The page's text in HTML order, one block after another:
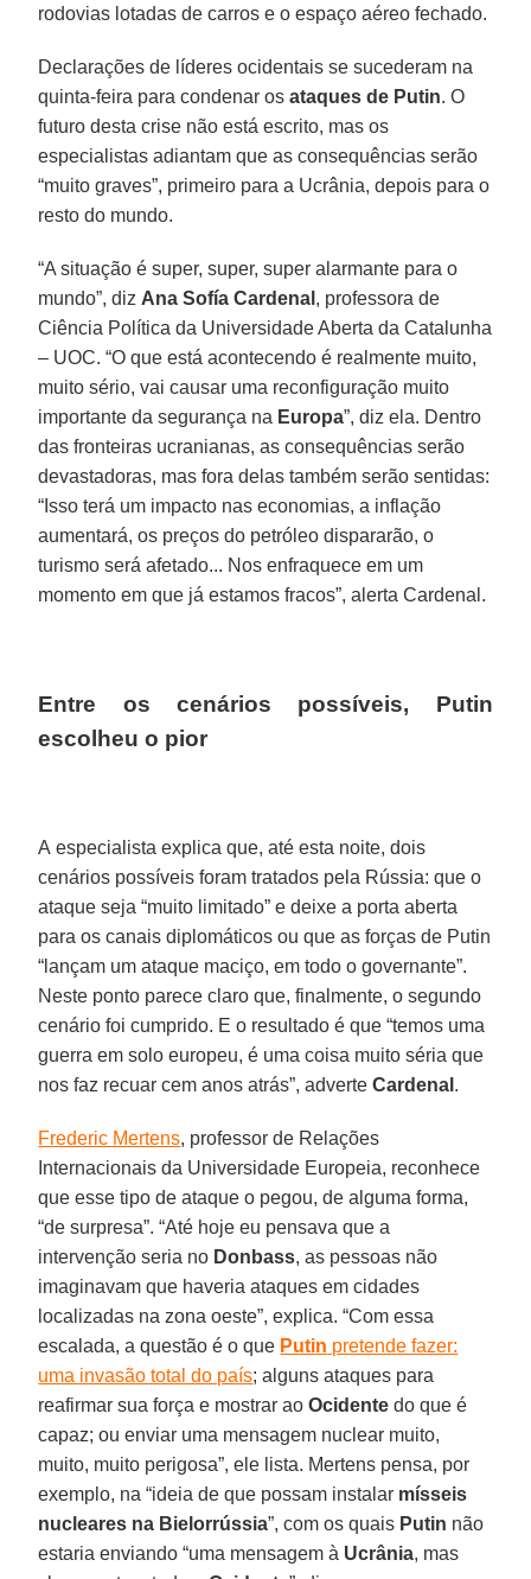
rodovias lotadas de carros e o espaço aéreo fechado.
Declarações de líderes ocidentais se sucederam na
quinta-feira para condenar osataques de Putin. O
futuro desta crise não está escrito, mas os
especialistas adiantam que as consequências serão
“muito graves”, primeiro para a Ucrânia, depois para o
resto do mundo.
“A situação é super, super, super alarmante para o
mundo”, diz Ana Sofía Cardenal , professora de
Ciência Política da Universidade Aberta da Catalunha
– UOC. “O que está acontecendo é realmente muito,
muito sério, vai causar uma reconfiguração muito
importante da segurança na Europa”, diz ela. Dentro
das fronteiras ucranianas, as consequências serão
devastadoras, mas fora delas também serão sentidas:
“Isso terá um impacto nas economias, a inflação
aumentará, os preços do petróleo dispararão, o
turismo será afetado... Nos enfraquece em um
momento em que já estamos fracos”, alerta Cardenal.
Entre os cenários possíveis, Putin
escolheu o pior
A especialista explica que, até esta noite, dois
cenários possíveis foram tratados pela Rússia: que o
ataque seja “muito limitado” e deixe a porta aberta
para os canais diplomáticos ou que as forças de Putin
“lançam um ataque maciço, em todo o governante”.
Neste ponto parece claro que, finalmente, o segundo
cenário foi cumprido. E o resultado é que “temos uma
guerra em solo europeu, é uma coisa muito séria que
nos faz recuar cem anos atrás”, adverteCardenal .
Frederic Mertens, professor de Relações
Internacionais da Universidade Europeia, reconhece
que esse tipo de ataque o pegou, de alguma forma,
“de surpresa”. “Até hoje eu pensava que a
intervenção seria no Donbass, as pessoas não
imaginavam que haveria ataques em cidades
localizadas na zona oeste”, explica. “Com essa
escalada, a questão é o que Putin pretende fazer:
uma invasão total do país; alguns ataques para
reafirmar sua força e mostrar aoOcidente do que é
capaz; ou enviar uma mensagem nuclear muito,
muito, muito perigosa”, ele lista. Mertens pensa, por
exemplo, na “ideia de que possam instalar mísseis
nucleares na Bielorrússia”, com os quais Putin não
estaria enviando “uma mensagem à Ucrânia, mas